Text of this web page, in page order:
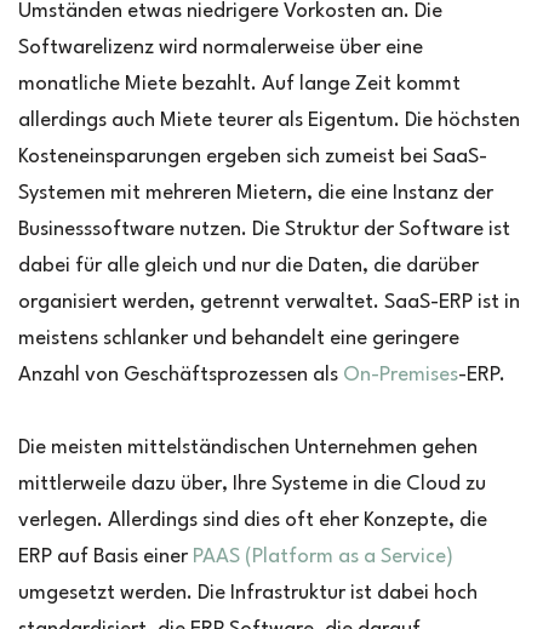
Umständen etwas niedrigere Vorkosten an. Die
Softwarelizenz wird normalerweise über eine
monatliche Miete bezahlt. Auf lange Zeit kommt
allerdings auch Miete teurer als Eigentum. Die höchsten
Kosteneinsparungen ergeben sich zumeist bei SaaS-
Systemen mit mehreren Mietern, die eine Instanz der
Businesssoftware nutzen. Die Struktur der Software ist
dabei für alle gleich und nur die Daten, die darüber
organisiert werden, getrennt verwaltet. SaaS-ERP ist in
meistens schlanker und behandelt eine geringere
Anzahl von Geschäftsprozessen als On-Premises-ERP.
Die meisten mittelständischen Unternehmen gehen
mittlerweile dazu über, Ihre Systeme in die Cloud zu
verlegen. Allerdings sind dies oft eher Konzepte, die
ERP auf Basis einer PAAS (Platform as a Service)
umgesetzt werden. Die Infrastruktur ist dabei hoch